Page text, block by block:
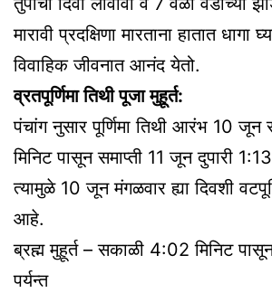
मारावी प्रदक्षिणा मारताना हातात
विवाहिक जीवनात आनंद येतो.
व्रतपूर्णिमा तिथी पूजा मुहूर्त:
पंचांग नुसार पूर्णिमा तिथी आरंभ 10
मिनिट पासून समाप्ती 11 जून दुपारी
त्यामुळे 10 जून मंगळवार ह्या दिवशी
आहे.
ब्रह्म मुहूर्त – सकाळी 4:02 मिनिट
पर्यन्त